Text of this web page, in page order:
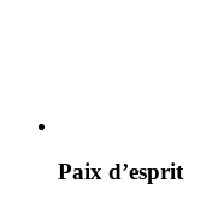
Paix d’esprit